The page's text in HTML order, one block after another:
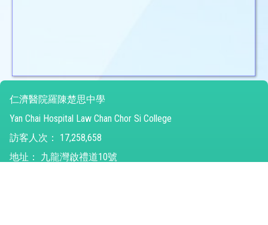
仁濟醫院羅陳楚思中學
Yan Chai Hospital Law Chan Chor Si College
訪客人次：
17,258,658
地址：
九龍灣啟禮道10號